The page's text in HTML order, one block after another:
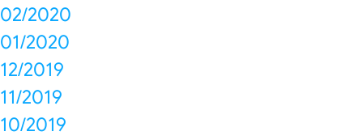
02/2020
01/2020
12/2019
11/2019
10/2019